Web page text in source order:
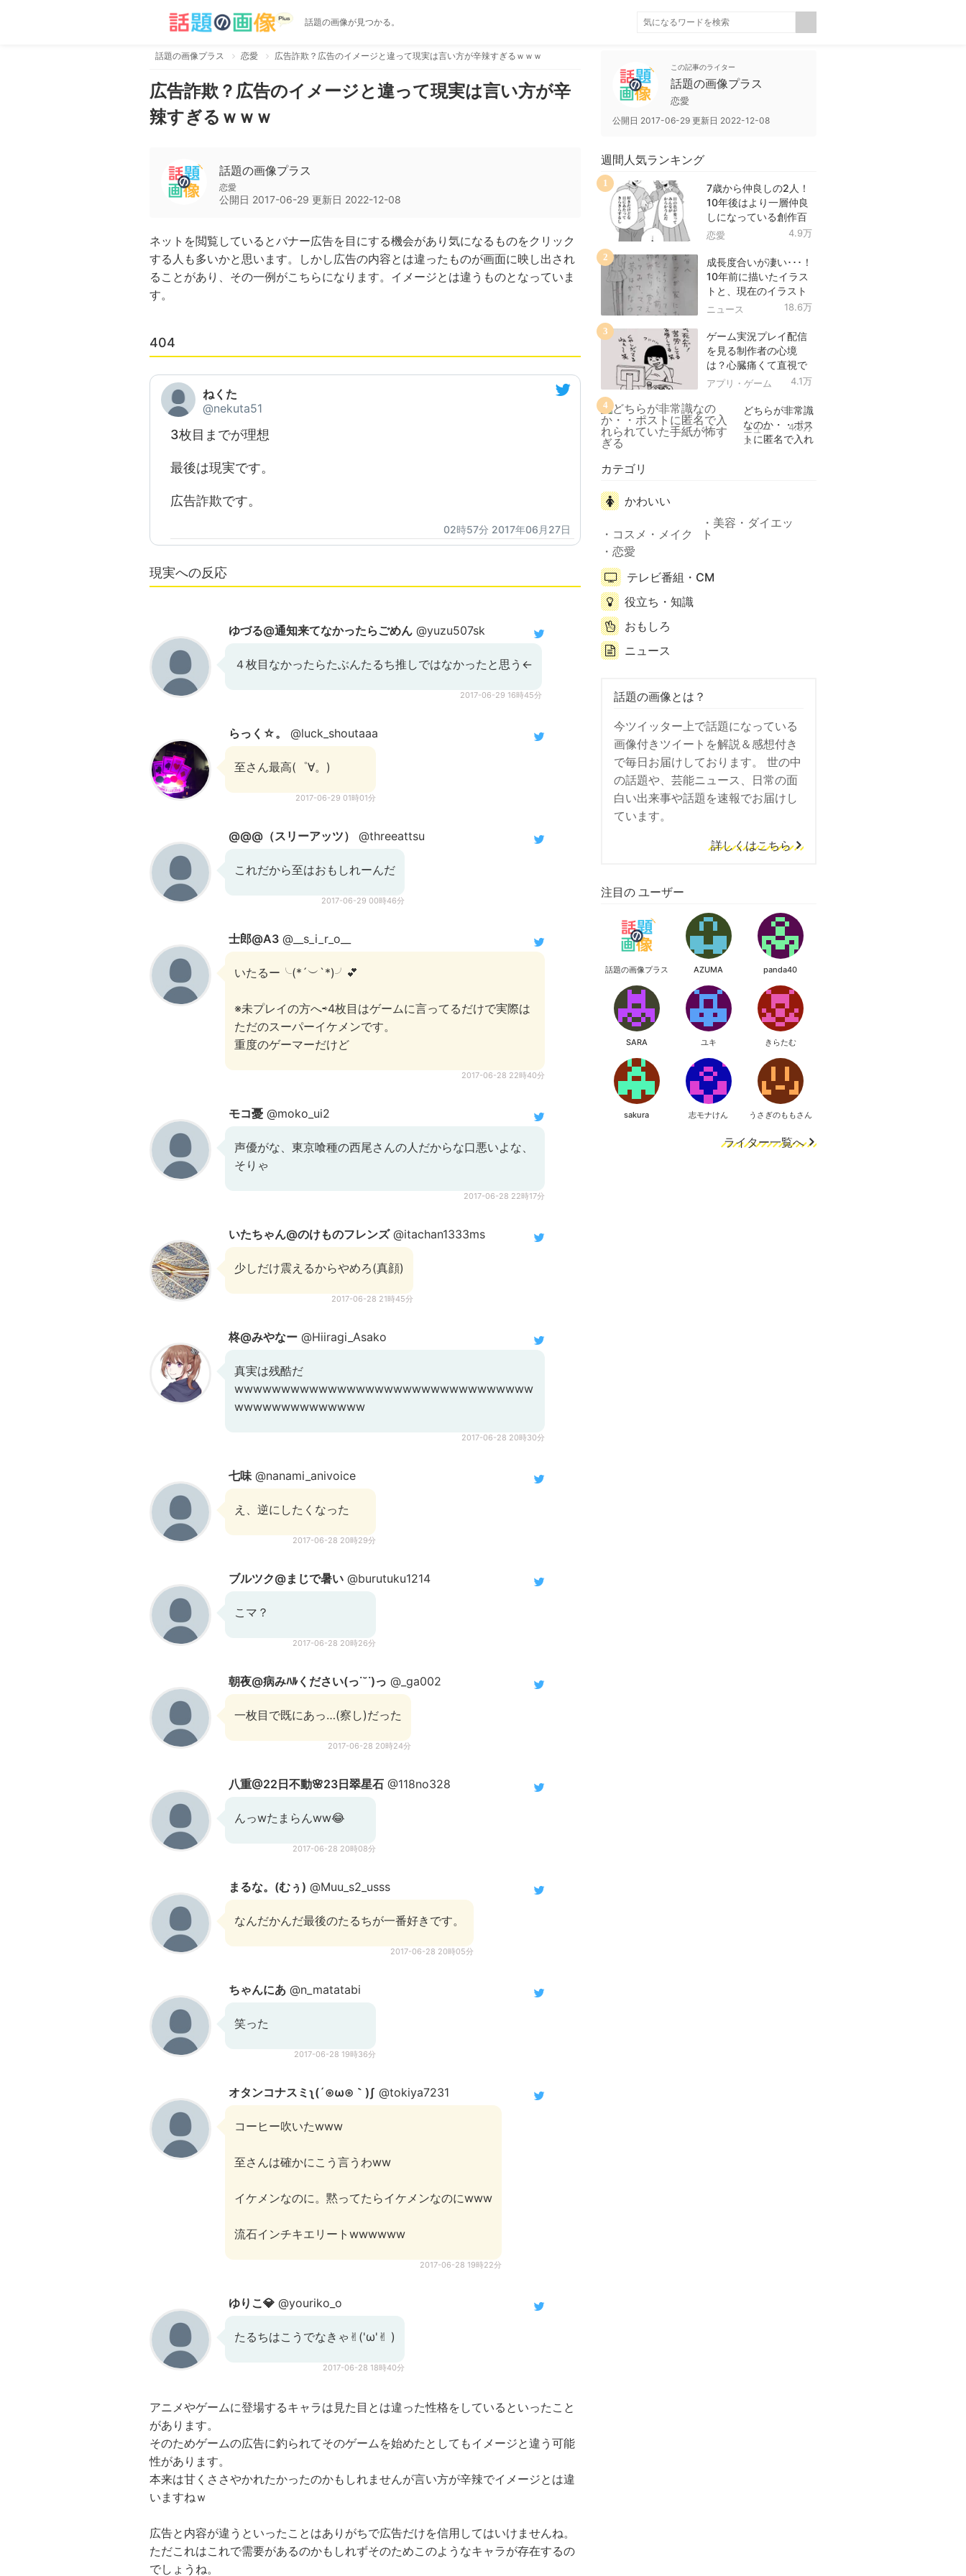
話題の画像が見つかる。
話題の画像プラス 恋愛 広告詐欺？広告のイメージと違って現実は言い方が辛辣すぎるｗｗｗ
広告詐欺？広告のイメージと違って現実は言い方が辛
辣すぎるｗｗｗ
話題の画像プラス
恋愛
公開日 2017-06-29 更新日 2022-12-08
ネットを閲覧しているとバナー広告を目にする機会があり気になるものをクリック
する人も多いかと思います。しかし広告の内容とは違ったものが画面に映し出され
ることがあり、その一例がこちらになります。イメージとは違うものとなっていま
す。
404
ねくた
@nekuta51
3枚目までが理想
最後は現実です。
広告詐欺です。
02時57分 2017年06月27日
現実への反応
ゆづる@通知来てなかったらごめん @yuzu507sk
４枚目なかったらたぶんたるち推しではなかったと思う←
2017-06-29 16時45分
らっく☆。 @luck_shoutaaa
至さん最高(゜∀。)
2017-06-29 01時01分
@@@（スリーアッツ） @threeattsu
これだから至はおもしれーんだ
2017-06-29 00時46分
士郎@A3 @__s_i_r_o__
いたるー╰(*´︶`*)╯💕
※未プレイの方へ⇨4枚目はゲームに言ってるだけで実際は
ただのスーパーイケメンです。
重度のゲーマーだけど
2017-06-28 22時40分
モコ憂 @moko_ui2
声優がな、東京喰種の西尾さんの人だからな口悪いよな、
そりゃ
2017-06-28 22時17分
いたちゃん@のけものフレンズ@itachan1333ms
少しだけ震えるからやめろ(真顔)
2017-06-28 21時45分
柊@みやなー @Hiiragi_Asako
真実は残酷だ
wwwwwwwwwwwwwwwwwwwwwwwwwwwwwwww
wwwwwwwwwwwwww
2017-06-28 20時30分
七味@nanami_anivoice
え、逆にしたくなった
2017-06-28 20時29分
ブルツク@まじで暑い @burutuku1214
こマ？
2017-06-28 20時26分
朝夜@病みﾊﾙください(っ˙˘˙)っ @_ga002
一枚目で既にあっ…(察し)だった
2017-06-28 20時24分
八重@22日不動🌸23日翠星石 @118no328
んっwたまらんww😂
2017-06-28 20時08分
まるな。(むぅ) @Muu_s2_usss
なんだかんだ最後のたるちが一番好きです。
2017-06-28 20時05分
ちゃんにあ @n_matatabi
笑った
2017-06-28 19時36分
オタンコナスミʅ(´⊙ω⊙｀)ʃ @tokiya7231
コーヒー吹いたwww
至さんは確かにこう言うわww
イケメンなのに。黙ってたらイケメンなのにwww
流石インチキエリートwwwwww
2017-06-28 19時22分
ゆりこ💎 @youriko_o
たるちはこうでなきゃ✌︎('ω'✌︎ )
2017-06-28 18時40分
アニメやゲームに登場するキャラは見た目とは違った性格をしているといったこと
があります。
そのためゲームの広告に釣られてそのゲームを始めたとしてもイメージと違う可能
性があります。
本来は甘くささやかれたかったのかもしれませんが言い方が辛辣でイメージとは違
いますねｗ
広告と内容が違うといったことはありがちで広告だけを信用してはいけませんね。
ただこれはこれで需要があるのかもしれずそのためこのようなキャラが存在するの
でしょうね。
この記事のライター
話題の画像プラス
恋愛
公開日 2017-06-29 更新日 2022-12-08
週間人気ランキング
7歳から仲良しの2人！
10年後はより一層仲良
しになっている創作百
合！
恋愛 4.9万
1
成長度合いが凄い･･･！
10年前に描いたイラス
トと、現在のイラスト
を投稿したツイートが
ニュース 18.6万
2
ゲーム実況プレイ配信
を見る制作者の心境
は？心臓痛くて直視で
きなかった！
アプリ・ゲーム 4.1万
3
どちらが非常識
なのか・・ポス
トに匿名で入れ
ニュー
ス
4.9万
4
カテゴリ
かわいい
コスメ・メイク
美容・ダイエッ
ト
恋愛
テレビ番組・CM
役立ち・知識
おもしろ
ニュース
話題の画像とは？
今ツイッター上で話題になっている
画像付きツイートを解説＆感想付き
で毎日お届けしております。 世の中
の話題や、芸能ニュース、日常の面
白い出来事や話題を速報でお届けし
ています。
詳しくはこちら
注目の ユーザー
話題の画像プラス AZUMA panda40
SARA ユキ きらたむ
sakura 志モナけん うさぎのももさん
ライター一覧へ